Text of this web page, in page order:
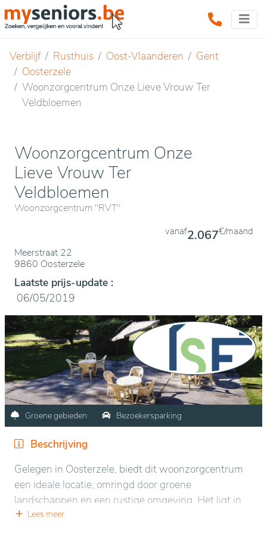
Verblijf Rusthuis Oost-Vlaanderen
Gent
Oosterzele
Woonzorgcentrum Onze Lieve Vrouw Ter
Veldbloemen
Woonzorgcentrum Onze
Lieve Vrouw Ter
Veldbloemen
Woonzorgcentrum "RVT"
Meerstraat 22
9860 Oosterzele
vanaf2.067€/maand
Laatste prijs-update :
06/05/2019
Groene gebieden Bezoekersparking
Beschrijving
Gelegen in Oosterzele, biedt dit woonzorgcentrum
een ideale locatie, omringd door groene
landschappen en een rustige omgeving. Het ligt in
het hart van de natuur, waardoor het gemakkelijk
Lees meer